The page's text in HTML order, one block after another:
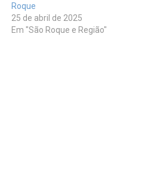
Roque
25 de abril de 2025
Em "São Roque e Região"